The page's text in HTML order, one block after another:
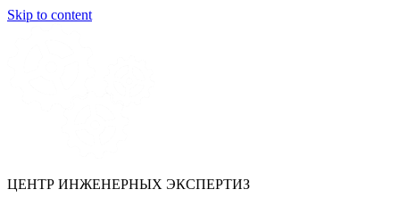
Skip to content
ЦЕНТР ИНЖЕНЕРНЫХ ЭКСПЕРТИЗ